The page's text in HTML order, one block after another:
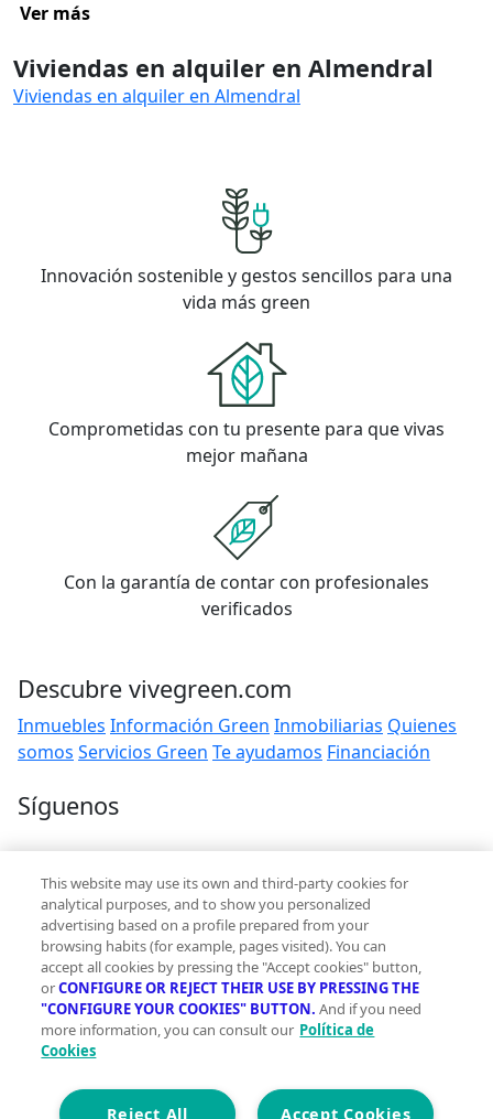
Ver más
Viviendas en alquiler en Almendral
Viviendas en alquiler en Almendral
Innovación sostenible y gestos sencillos para una
vida más green
Comprometidas con tu presente para que vivas
mejor mañana
Con la garantía de contar con profesionales
verificados
Descubre vivegreen.com
Inmuebles Información Green Inmobiliarias Quienes
somos Servicios Green Te ayudamos Financiación
Síguenos
Contacto
hola@vivegreen.com
Aviso Legal
Condiciones de uso
Politica de privacidad
Política de cookies
This website may use its own and third-party cookies for
analytical purposes, and to show you personalized
advertising based on a profile prepared from your
browsing habits (for example, pages visited). You can
accept all cookies by pressing the "Accept cookies" button,
orCONFIGURE OR REJECT THEIR USE BY PRESSING THE
"CONFIGURE YOUR COOKIES" BUTTON. And if you need
more information, you can consult our Política de
Cookies
Accept Cookies
Reject All